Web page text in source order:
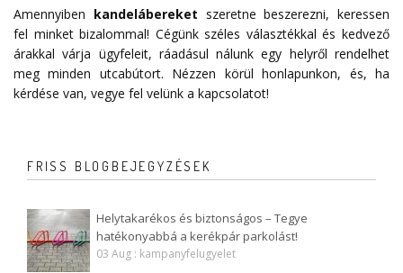
Amennyiben kandelábereket szeretne beszerezni, keressen
fel minket bizalommal! Cégünk széles választékkal és kedvező
árakkal várja ügyfeleit, ráadásul nálunk egy helyről rendelhet
meg minden utcabútort. Nézzen körül honlapunkon, és, ha
kérdése van, vegye fel velünk a kapcsolatot!
FRISS BLOGBEJEGYZÉSEK
Helytakarékos és biztonságos – Tegye
hatékonyabbá a kerékpár parkolást!
03 Aug : kampanyfelugyelet